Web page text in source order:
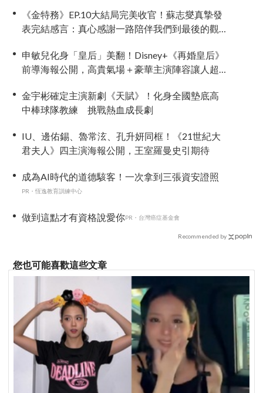
《金特務》EP.10大結局完美收官！蘇志燮真摯發
表完結感言：真心感謝一路陪伴我們到最後的觀
申敏兒化身「皇后」美翻！Disney+《再婚皇后》
前導海報公開，高貴氣場＋豪華主演陣容讓人超
金宇彬確定主演新劇《天賦》！化身全國墊底高
中棒球隊教練 挑戰熱血成長劇
IU、邊佑錫、魯常泫、孔升妍同框！《21世紀大
君夫人》四主演海報公開，王室羅曼史引期待
成為AI時代的道德駭客！一次拿到三張資安證照
PR・恆逸教育訓練中心
做到這點才有資格說愛你PR・台灣癌症基金會
Recommended by
您也可能喜歡這些文章